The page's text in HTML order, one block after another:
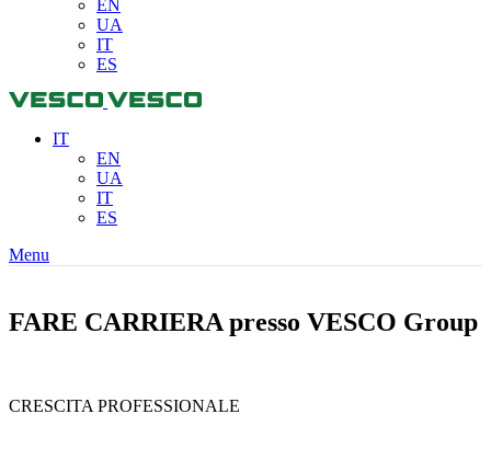
EN
UA
IT
ES
IT
EN
UA
IT
ES
Menu
FARE CARRIERA presso VESCO Group
CRESCITA PROFESSIONALE